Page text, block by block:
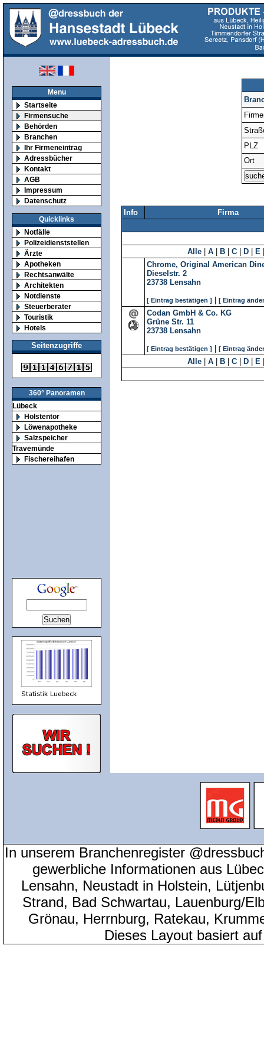
Menu
Startseite
Firmensuche
Behörden
Branchen
Ihr Firmeneintrag
Adressbücher
Kontakt
AGB
Impressum
Datenschutz
Quicklinks
Notfälle
Polizeidienststellen
Ärzte
Apotheken
Rechtsanwälte
Architekten
Notdienste
Steuerberater
Touristik
Hotels
Seitenzugriffe
360° Panoramen
Lübeck
Holstentor
Löwenapotheke
Salzspeicher
Travemünde
Fischereihafen
PLZ
Ort
Info Firma
Alle A B C D E
Chrome, Original American
Dieselstr. 2
23738 Lensahn
[ Eintrag bestätigen ] [ Eintrag
Codan GmbH & Co. KG
Grüne Str. 11
23738 Lensahn
[ Eintrag bestätigen ] [ Eintrag
Alle A B C D E
In unserem Branchenregister
gewerbliche Informationen aus
Lensahn, Neustadt in Holstein,
Strand, Bad Schwartau, Lauenburg/
Grönau, Herrnburg, Ratekau,
Dieses Layout basiert